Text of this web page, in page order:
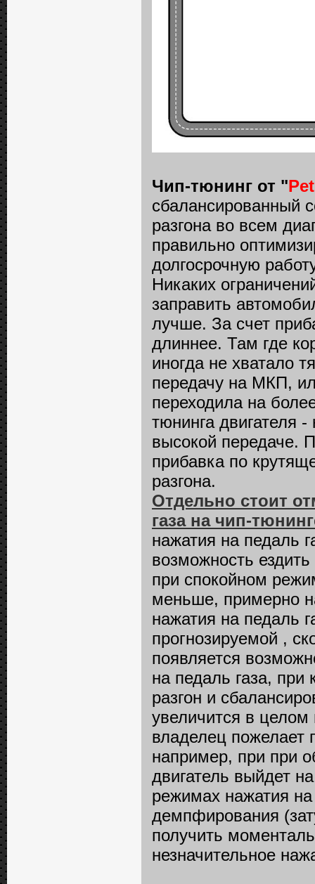
Чип-тюнинг от "
сбалансированный
разгона во всем
правильно
долгосрочную
Никаких
заправить
лучше. За счет
длиннее. Там где
иногда не хватало
передачу на МКП,
переходила на
тюнинга двигателя
высокой передаче.
прибавка по
разгона.
Отдельно стоит
газа на чип-
нажатия на педаль
возможность
при спокойном
меньше, примерно
нажатия на педаль
прогнозируемой ,
появляется
на педаль газа,
разгон и
увеличится в
владелец пожелает
например, при при
двигатель выйдет
режимах нажатия
демпфирования
получить
незначительное